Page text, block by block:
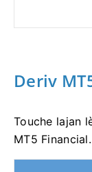
Deriv
Touche lajan
MT5 Financial.